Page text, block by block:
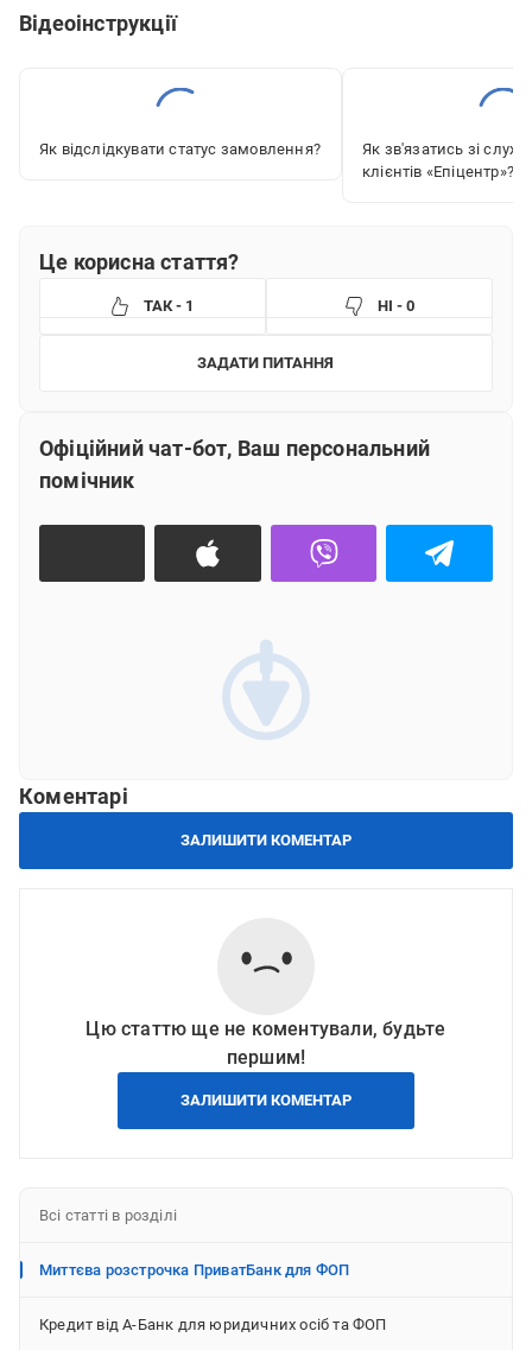
Відеоінструкції
Як відслідкувати статус замовлення?
Як зв'язатись зі
клієнтів «‎Епіцентр»?
Це корисна стаття?
ТАК - 1 НІ - 0
ЗАДАТИ ПИТАННЯ
Інформація не зрозуміла
Інформація застаріла або не відповідає дійсності
Інформація не допомагає вирішити питання
Інша причина (текст)
Офіційний чат-бот, Ваш персональний
помічник
Коментарі
ЗАЛИШИТИ КОМЕНТАР
Цю статтю ще не коментували, будьте
першим!
ЗАЛИШИТИ КОМЕНТАР
Всі статті в розділі
Миттєва розстрочка ПриватБанк для ФОП
Кредит від А-Банк для юридичних осіб та ФОП